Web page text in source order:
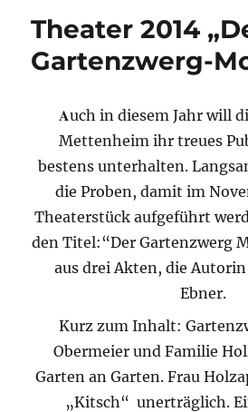
Theater 2014
Gartenzwerg-
Auch in diesem Jahr will
Mettenheim ihr treues
bestens unterhalten.
die Proben, damit im
Theaterstück aufgeführt
den Titel:“Der Gartenzwerg
aus drei Akten, die
Ebner.
Kurz zum Inhalt:
Obermeier und Familie
Garten an Garten. Frau
„Kitsch“ unerträglich.